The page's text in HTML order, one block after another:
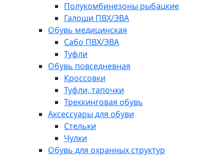
Полукомбинезоны рыбацкие
Галоши ПВХ/ЭВА
Обувь медицинская
Сабо ПВХ/ЭВА
Туфли
Обувь повседневная
Кроссовки
Туфли, тапочки
Треккинговая обувь
Аксессуары для обуви
Стельки
Чулки
Обувь для охранных структур